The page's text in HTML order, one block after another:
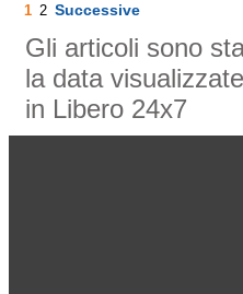
1 2 Successive
Gli articoli sono
la data
in Libero 24x7